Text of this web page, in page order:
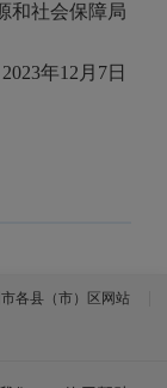
和社会保障局
2023年12 月 7日
各县（市）区网站